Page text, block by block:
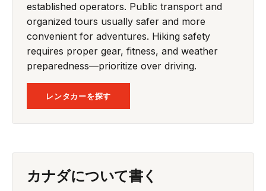
established operators. Public transport and
organized tours usually safer and more
convenient for adventures. Hiking safety
requires proper gear, fitness, and weather
preparedness—prioritize over driving.
レンタカーを探す
カナダについて書く